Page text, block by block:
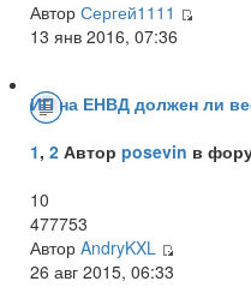
Автор Сергей1111
13 янв 2016, 07:36
ИП на ЕНВД должен ли
1, 2 Автор posevin в
10
477753
Автор AndryKXL
26 авг 2015, 06:33